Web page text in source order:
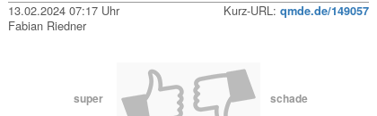
13.02.2024 07:17 Uhr Kurz-URL: qmde.de/149057
Fabian Riedner
super schade